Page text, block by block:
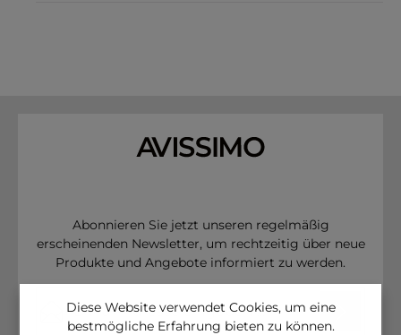
Abonnieren Sie jetzt unseren regelmäßig
erscheinenden Newsletter, um rechtzeitig über neue
Produkte und Angebote informiert zu werden.
Diese Website verwendet Cookies, um eine
bestmögliche Erfahrung bieten zu können.